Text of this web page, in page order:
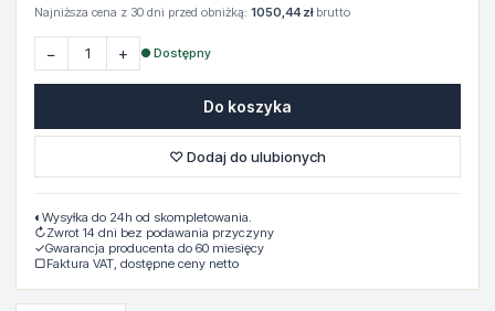
Najniższa cena z 30 dni przed obniżką: 1050,44 złbrutto
− + ● Dostępny
Do koszyka
♡ Dodaj do ulubionych
◐ Wysyłka do 24h od skompletowania.
↻Zwrot 14 dni bez podawania przyczyny
✓Gwarancja producenta do 60 miesięcy
▢Faktura VAT, dostępne ceny netto